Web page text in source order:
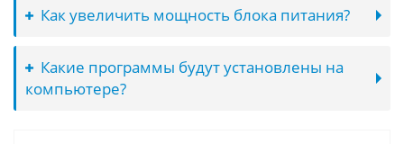
Как увеличить мощность блока питания?
Какие программы будут установлены на
компьютере?